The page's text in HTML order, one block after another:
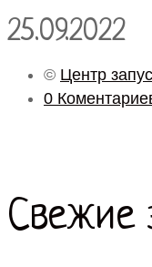
25.09.2022
© Центр
0
Свежие